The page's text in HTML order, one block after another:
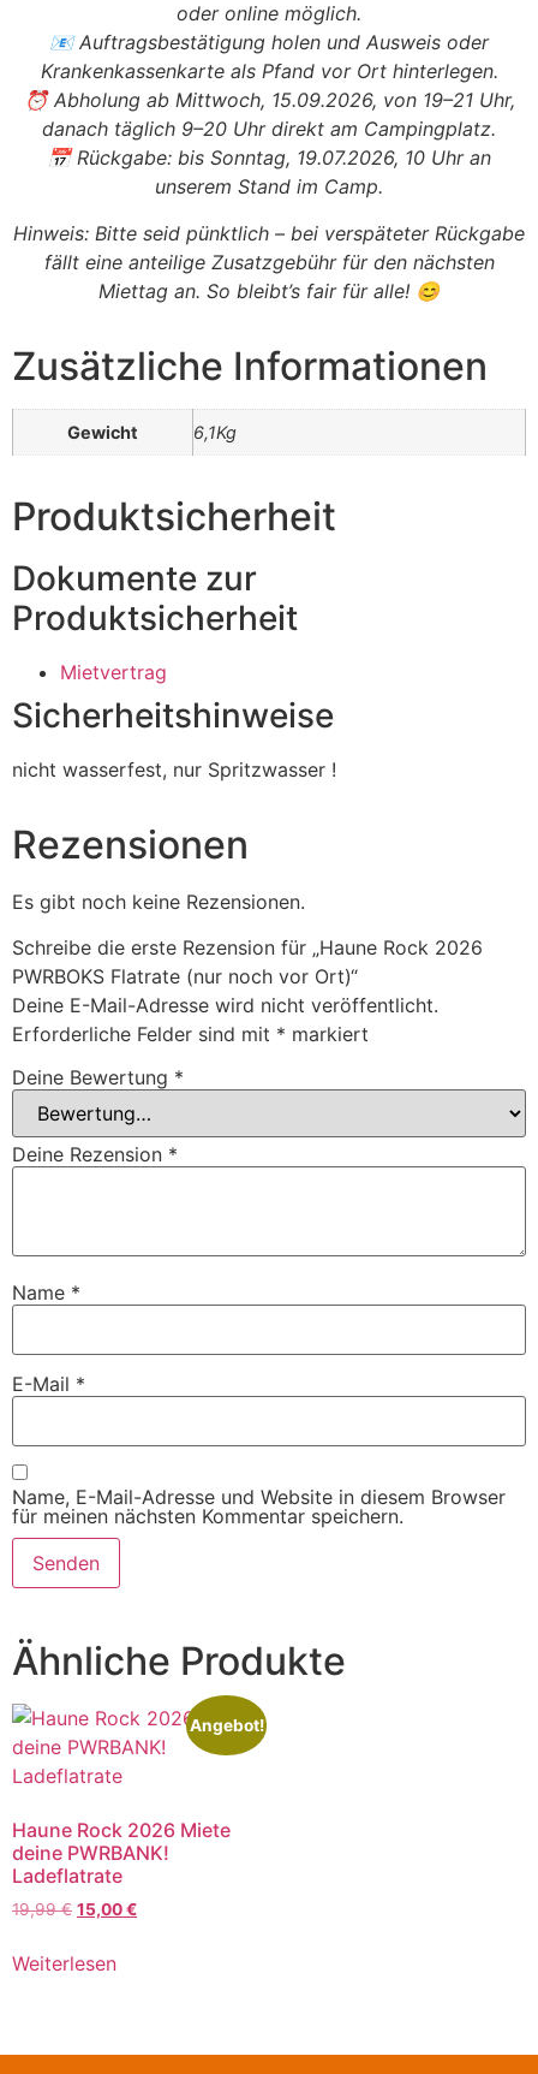
oder online möglich.
📧 Auftragsbestätigung holen und Ausweis oder
Krankenkassenkarte als Pfand vor Ort hinterlegen.
⏰ Abholung ab Mittwoch, 15.09.2026, von 19–21 Uhr,
danach täglich 9–20 Uhr direkt am Campingplatz.
📅 Rückgabe: bis Sonntag, 19.07.2026, 10 Uhr an
unserem Stand im Camp.
Hinweis: Bitte seid pünktlich – bei verspäteter Rückgabe
fällt eine anteilige Zusatzgebühr für den nächsten
Miettag an. So bleibt’s fair für alle! 😊
Zusätzliche Informationen
Gewicht 6,1Kg
Produktsicherheit
Dokumente zur
Produktsicherheit
Mietvertrag
Sicherheitshinweise
nicht wasserfest, nur Spritzwasser !
Rezensionen
Es gibt noch keine Rezensionen.
Schreibe die erste Rezension für „Haune Rock 2026
PWRBOKS Flatrate (nur noch vor Ort)“
Deine E-Mail-Adresse wird nicht veröffentlicht.
Erforderliche Felder sind mit * markiert
Deine Bewertung *
Deine Rezension *
Name *
E-Mail *
Name, E-Mail-Adresse und Website in diesem Browser
für meinen nächsten Kommentar speichern.
Ähnliche Produkte
Angebot!
Haune Rock 2026 Miete
deine PWRBANK!
Ladeflatrate
19,99€ 15,00€
Weiterlesen